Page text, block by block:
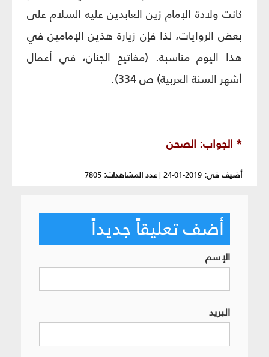
كانت ولادة الإمام زين العابدين عليه السلام على
بعض الروايات، لذا فإن زيارة هذين الإمامين في
هذا اليوم مناسبة. (مفاتيح الجنان، في أعمال
أشهر السنة العربية) ص 334).
* الجواب: الصحن
أضيف في: 2019-01-24
|عدد المشاهدات: 7805
أضف تعليقاً جديداً
الإسم
البريد